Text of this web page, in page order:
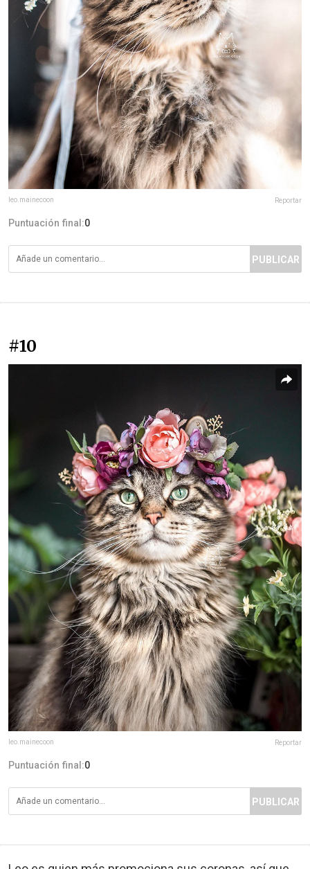
leo.mainecoon Reportar
Puntuación final:0
PUBLICAR
#10
leo.mainecoon Reportar
Puntuación final:0
PUBLICAR